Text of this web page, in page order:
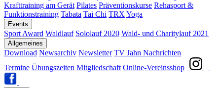
Krafttraining am Gerät Pilates Präventionskurse Rehasport &
Funktionstraining Tabata Tai Chi TRX Yoga
Events
Sport Award Waldlauf Sololauf 2020 Wald- und Charitylauf 2021
Allgemeines
Download Newsarchiv Newsletter TV Jahn Nachrichten
Termine Übungszeiten Mitgliedschaft Online-Vereinsshop